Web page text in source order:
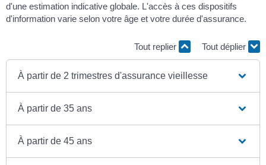
d'une estimation indicative globale. L'accès à ces dispositifs
d'information varie selon votre âge et votre durée d'assurance.
Tout replier Tout déplier
À partir de 2 trimestres d'assurance vieillesse
À partir de 35 ans
À partir de 45 ans